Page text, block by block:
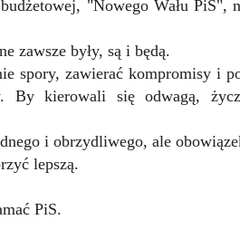
"Nowego Wału PiS",
zawsze były, są i będą.
spory, zawierać kompromisy i
By kierowali się odwagą,
i obrzydliwego, ale
lepszą.
PiS.